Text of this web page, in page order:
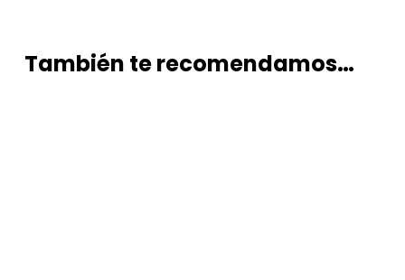
También te recomendamos…